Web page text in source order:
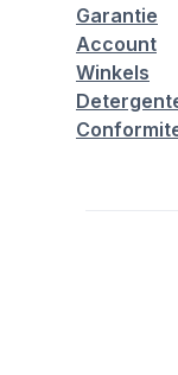
Garantie
Account
Winkels